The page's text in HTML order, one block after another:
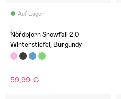
Auf Lager
(44)
Nordbjörn Snowfall 2.0
Winterstiefel, Burgundy
59,99 €